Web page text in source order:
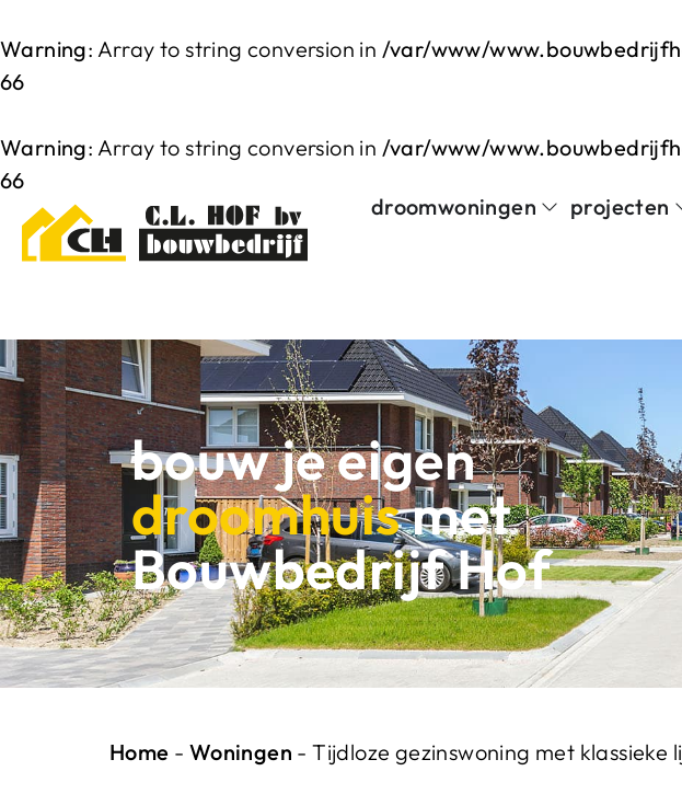
Warning: Array to string conversion in /var/www/
66
Warning: Array to string conversion in /var/www/
66
droomwoningen
projecten
bouw je eigen
droomhuismet
Bouwbedrijf Hof
Home - Woningen -Tijdloze gezinswoning met klassieke